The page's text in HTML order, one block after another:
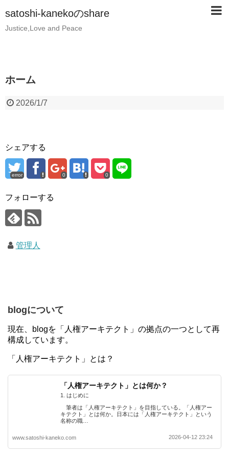
satoshi-kanekoのshare
Justice,Love and Peace
ホーム
2026/1/7
シェアする
error 0 0
フォローする
管理人
blogについて
現在、blogを「人権アーキテクト」の拠点の一つとして再
構成しています。
「人権アーキテクト」とは？
「人権アーキテクト」とは何か？
1. はじめに
筆者は「人権アーキテクト」を目指している。「人権アー
キテクト」とは何か。日本には「人権アーキテクト」という
名称の職…
www.satoshi-kaneko.com 2026-04-12 23:24